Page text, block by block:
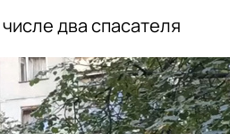
два спасателя